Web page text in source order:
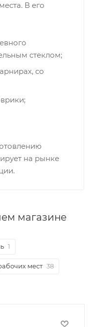
В его
стеклом;
со
на рынке
магазине
1
мест 38